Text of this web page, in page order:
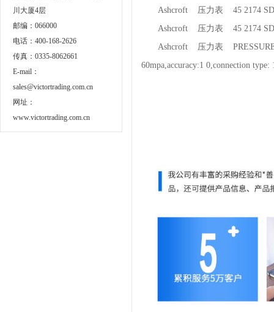
川大厦4层
邮编：066000
电话：400-168-2626
传真：0335-8062661
E-mail：
sales@victortrading.com.cn
网址：
www.victortrading.com.cn
Ashcroft 压力表 45 2174 SD
Ashcroft 压力表 45 2174 SD
Ashcroft 压力表 PRESSURE
60mpa,accuracy:1 0,connection